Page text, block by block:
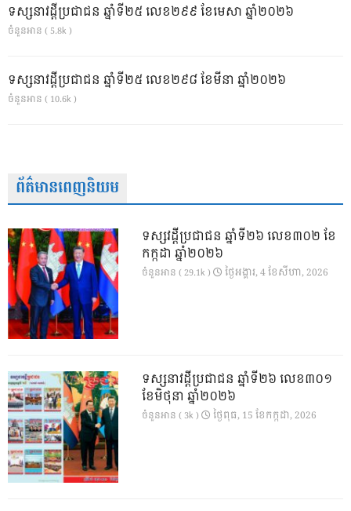
ទស្សនាវដ្ដីប្រជាជន ឆ្នាំទី២៥ លេខ២៩៩ ខែមេសា ឆ្នាំ២០២៦
ចំនួនអាន ( 5.8k )
ទស្សនាវដ្ដីប្រជាជន ឆ្នាំទី២៥ លេខ២៩៨ ខែមីនា ឆ្នាំ២០២៦
ចំនួនអាន ( 10.6k )
ព័ត៌មានពេញនិយម
ទស្សវដ្តីប្រជាជន ឆ្នាំទី២៦ លេខ៣០២ ខែ
កក្កដា ឆ្នាំ២០២៦
ចំនួនអាន ( 29.1k ) ថ្ងៃ​អង្គារ, 4 ខែ​សីហា, 2026
ទស្សនាវដ្ដីប្រជាជន ឆ្នាំទី២៦ លេខ៣០១
ខែមិថុនា ឆ្នាំ២០២៦
ចំនួនអាន ( 3k ) ថ្ងៃ​ពុធ, 15 ខែ​កក្កដា, 2026